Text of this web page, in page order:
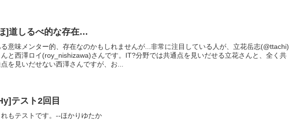
]道しるべ的な存在…
意味メンター的、存在なのかもしれませんが...非常に注目している人が、立花岳志(@ttachi)
んと西澤ロイ(roy_nishizawa)さんです。IT?分野では共通点を見いだせる立花さんと、全く共
を見いだせない西澤さんですが、お...
テスト2回目
れもテストです。--ほかりゆたか